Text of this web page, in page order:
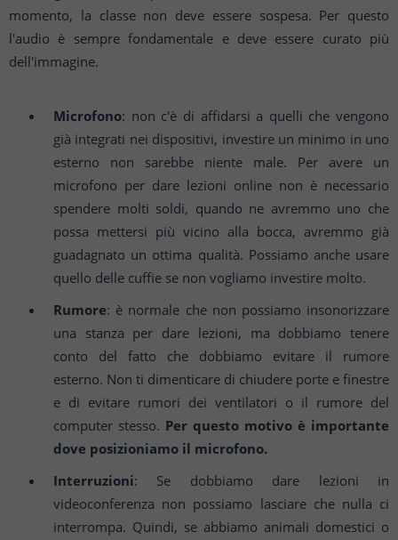
momento, la classe non deve essere sospesa. Per questo
l'audio è sempre fondamentale e deve essere curato più
dell'immagine.
Microfono: non c'è di affidarsi a quelli che vengono
già integrati nei dispositivi, investire un minimo in uno
esterno non sarebbe niente male. Per avere un
microfono per dare lezioni online non è necessario
spendere molti soldi, quando ne avremmo uno che
possa mettersi più vicino alla bocca, avremmo già
guadagnato un ottima qualità. Possiamo anche usare
quello delle cuffie se non vogliamo investire molto.
Rumore: è normale che non possiamo insonorizzare
una stanza per dare lezioni, ma dobbiamo tenere
conto del fatto che dobbiamo evitare il rumore
esterno. Non ti dimenticare di chiudere porte e finestre
e di evitare rumori dei ventilatori o il rumore del
computer stesso. Per questo motivo è importante
dove posizioniamo il microfono.
Interruzioni: Se dobbiamo dare lezioni in
videoconferenza non possiamo lasciare che nulla ci
interrompa. Quindi, se abbiamo animali domestici o